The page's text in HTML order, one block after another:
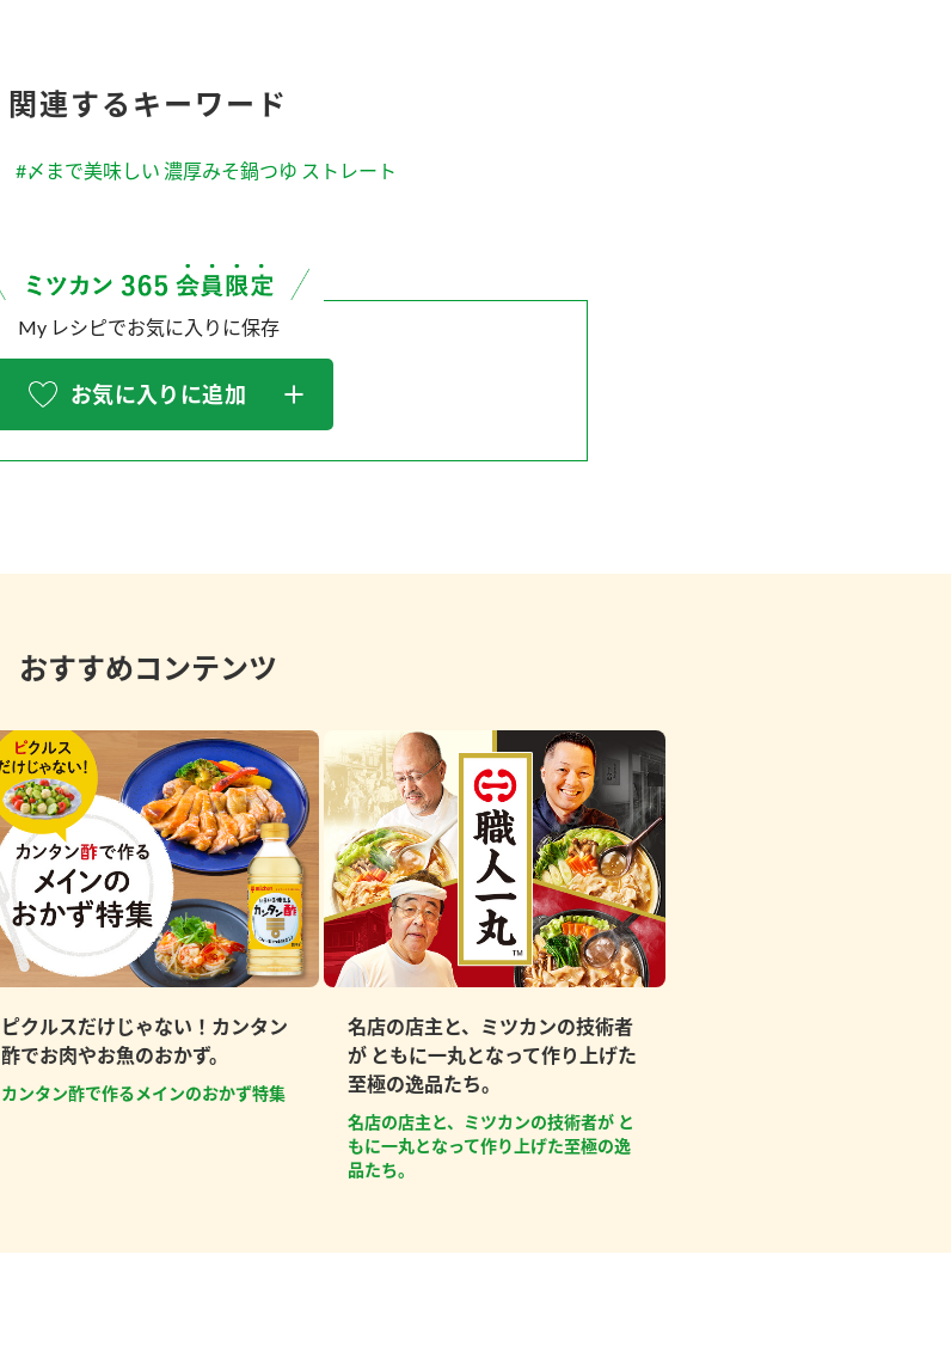
関連するキーワード
#〆まで美味しい 濃厚みそ鍋つゆ ストレート
My レシピでお気に入りに保存
お気に入りに追加
おすすめコンテンツ
ピクルスだけじゃない！カンタン
酢でお肉やお魚のおかず。
カンタン酢で作るメインのおかず特集
名店の店主と、ミツカンの技術者
が ともに一丸となって作り上げた
至極の逸品たち。
名店の店主と、ミツカンの技術者が と
もに一丸となって作り上げた至極の逸
品たち。